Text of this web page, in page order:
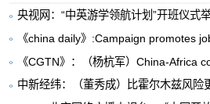
央视网：“中英游学领航计划”开班仪式
《china daily》:Campaign promotes
《CGTN》：（杨杭军）China-Africa
中新经纬：（董秀成）比霍尔木兹风险